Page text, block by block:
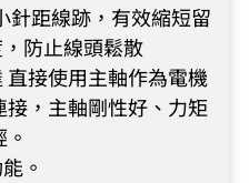
針距線跡，有效縮短留
防止線頭鬆散
接使用主軸作為電機
，主軸剛性好、力矩
。